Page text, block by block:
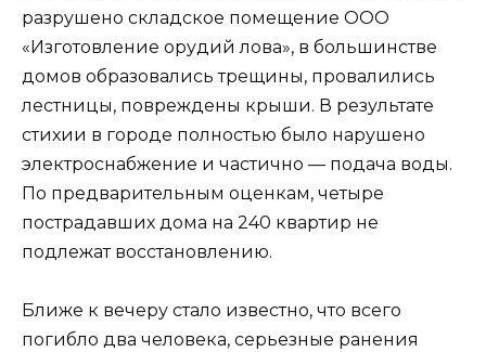
разрушено складское помещение ООО
«Изготовление орудий лова», в большинстве
домов образовались трещины, провалились
лестницы, повреждены крыши. В результате
стихии в городе полностью было нарушено
электроснабжение и частично — подача воды.
По предварительным оценкам, четыре
пострадавших дома на 240 квартир не
подлежат восстановлению.
Ближе к вечеру стало известно, что всего
погибло два человека, серьезные ранения